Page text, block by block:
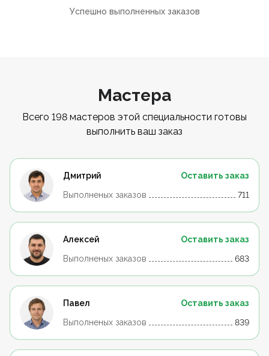
Успешно выполненных заказов
Мастера
Всего 198 мастеров этой специальности готовы
выполнить ваш заказ
Дмитрий
Оставить заказ
Выполненых заказов
711
Алексей
Оставить заказ
Выполненых заказов
683
Павел
Оставить заказ
Выполненых заказов
839